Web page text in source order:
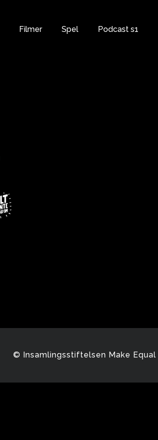
Filmer Spel Podcast s1
© Insamlingsstiftelsen Make Equal